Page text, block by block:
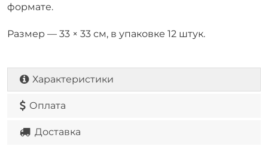
формате.
Размер — 33 × 33 см, в упаковке 12 штук.
Характеристики
Оплата
Доставка